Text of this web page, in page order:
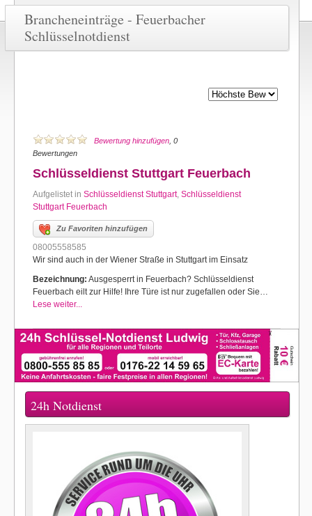
Brancheneinträge - Feuerbacher
Schlüsselnotdienst
Bewertung hinzufügen , 0
Bewertungen
Schlüsseldienst Stuttgart Feuerbach
Aufgelistet in Schlüsseldienst Stuttgart, Schlüsseldienst
Stuttgart Feuerbach
Zu Favoriten hinzufügen
08005558585
Wir sind auch in der Wiener Straße in Stuttgart im Einsatz
Bezeichnung: Ausgesperrt in Feuerbach? Schlüsseldienst
Feuerbach eilt zur Hilfe! Ihre Türe ist nur zugefallen oder Sie…
Lese weiter...
24h Notdienst